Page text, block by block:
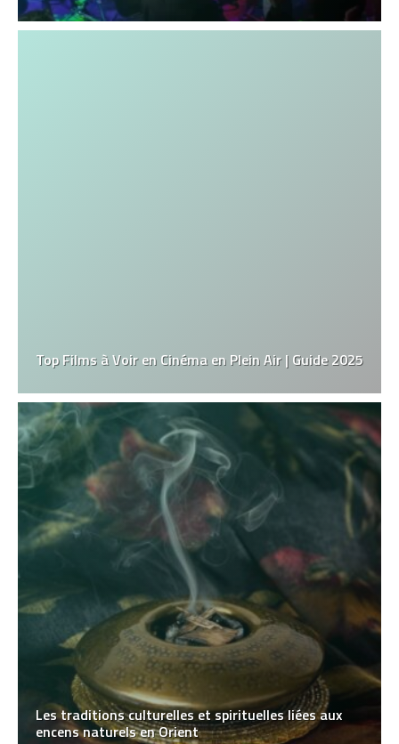
Top Films à Voir en Cinéma en Plein Air | Guide 2025
Les traditions culturelles et spirituelles liées aux
encens naturels en Orient